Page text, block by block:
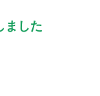
ました